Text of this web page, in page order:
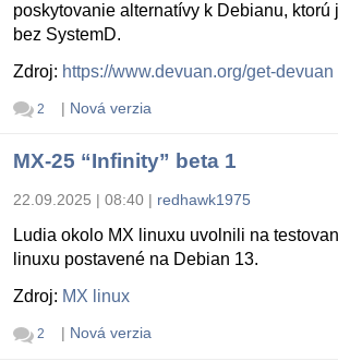
poskytovanie alternatívy k Debianu, ktorú
bez SystemD.
Zdroj: https://www.devuan.org/get-devuan
2 | Nová verzia
MX-25 “Infinity” beta 1
22.09.2025 | 08:40 | redhawk1975
Ludia okolo MX linuxu uvolnili na
linuxu postavené na Debian 13.
Zdroj: MX linux
2 | Nová verzia